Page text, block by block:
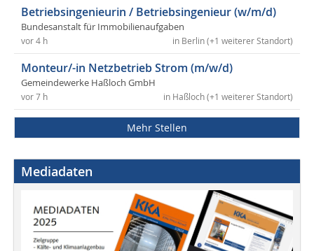
Betriebsingenieurin / Betriebsingenieur (w/m/d)
Bundesanstalt für Immobilienaufgaben
in Berlin (+1 weiterer Standort)
vor 4 h
Monteur/-in Netzbetrieb Strom (m/w/d)
Gemeindewerke Haßloch GmbH
in Haßloch (+1 weiterer Standort)
vor 7 h
Mehr Stellen
Mediadaten